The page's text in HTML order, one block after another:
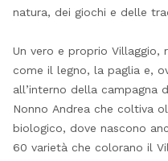
natura, dei giochi e delle
Un vero e proprio Villaggio,
come il legno, la paglia e,
all’interno della campagna
Nonno Andrea che coltiva
biologico, dove nascono
60 varietà che colorano il